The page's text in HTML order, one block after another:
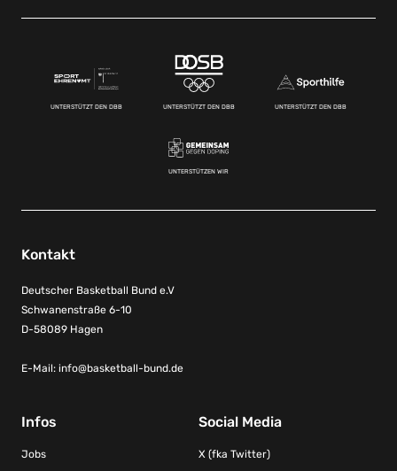
UNTERSTÜTZT DEN DBB UNTERSTÜTZT DEN DBB UNTERSTÜTZT DEN DBB
UNTERSTÜTZEN WIR
Kontakt
Deutscher Basketball Bund e.V
Schwanenstraße 6-10
D-58089 Hagen
E-Mail: info@basketball-bund.de
Infos
Jobs
Social Media
X (fka Twitter)